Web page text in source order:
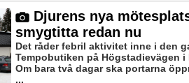
Djurens nya
smygtitta redan nu
Det råder febril aktivitet inne i den
Tempobutiken på Högstadievägen i
Om bara två dagar ska portarna
...